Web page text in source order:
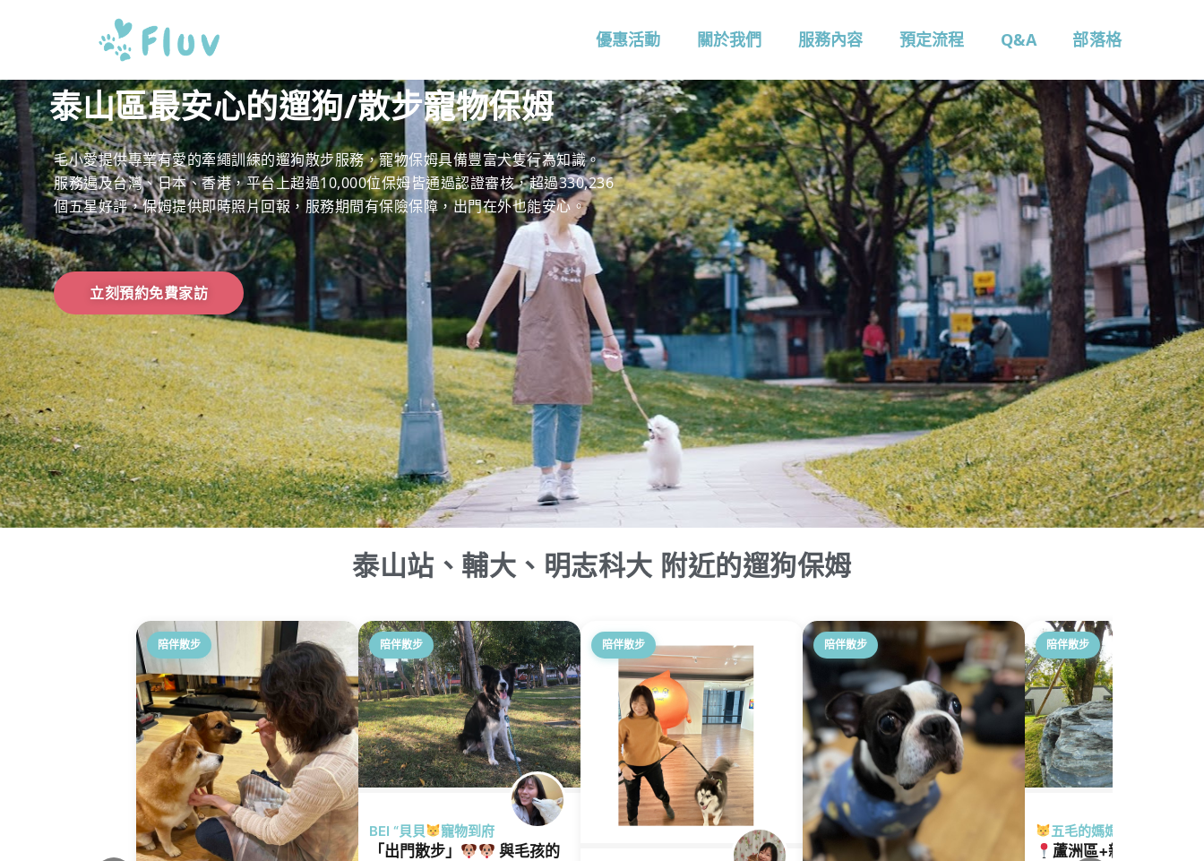
優惠活動 關於我們 服務內容 預定流程 Q&A 部落格
泰山區最安心的遛狗/散步寵物保姆
毛小愛提供專業有愛的牽繩訓練的遛狗散步服務，寵物保姆具備豐富犬隻行為知識。
服務遍及台灣、日本、香港，平台上超過10,000位保姆皆通過認證審核，超過330,236
個五星好評，保姆提供即時照片回報，服務期間有保險保障，出門在外也能安心。
立刻預約免費家訪
泰山站、輔大、明志科大 附近的遛狗保姆
陪伴散步 陪伴散步
BEI “貝貝 寵物到府
「出門散步」
與毛孩的
陪伴散步 陪伴散步 陪伴散步
五毛的媽媽
蘆洲區+新北地區